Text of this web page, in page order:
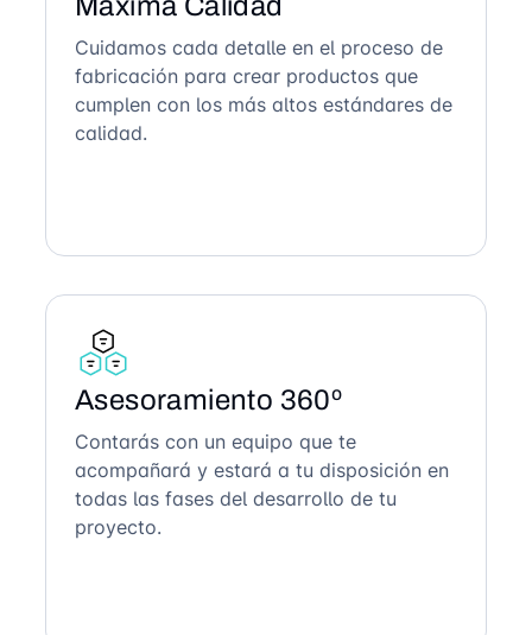
Cuidamos cada detalle en el proceso de
fabricación para crear productos que
cumplen con los más altos estándares de
calidad.
Asesoramiento 360º
Contarás con un equipo que te
acompañará y estará a tu disposición en
todas las fases del desarrollo de tu
proyecto.